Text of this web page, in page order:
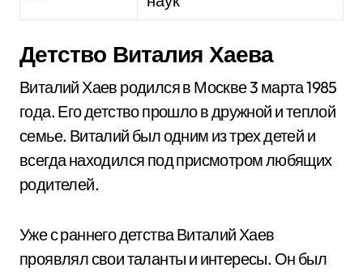
Детство Виталия Хаева
Виталий Хаев родился в Москве 3 марта 1985
года. Его детство прошло в дружной и теплой
семье. Виталий был одним из трех детей и
всегда находился под присмотром любящих
родителей.
Уже с раннего детства Виталий Хаев
проявлял свои таланты и интересы. Он был